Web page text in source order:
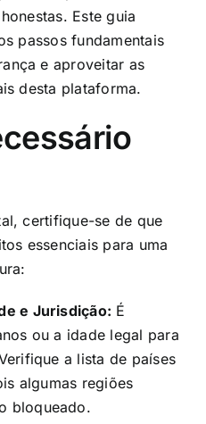
Este guia
passos fundamentais
e aproveitar as
desta plataforma.
certifique-se de que
essenciais para uma
e Jurisdição: É
ou a idade legal para
a lista de países
algumas regiões
bloqueado.